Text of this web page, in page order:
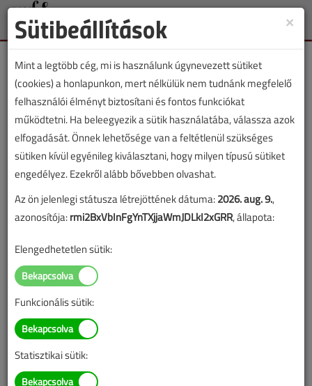
Toggle
Év:
A megjelenések éves ütemezése aMédiaajánlatoldalon
található.
VGF&HKL 2026
Egy lapszám cikkeinek eléréséhez kattintson egy borítóképre!
×
Sütibeállítások
Mint a legtöbb cég, mi is használunk úgynevezett sütiket
(cookies) a honlapunkon, mert nélkülük nem tudnánk megfelelő
felhasználói élményt biztosítani és fontos funkciókat
működtetni. Ha beleegyezik a sütik használatába, válassza azok
elfogadását. Önnek lehetősége van a feltétlenül szükséges
sütiken kívül egyénileg kiválasztani, hogy milyen típusú sütiket
engedélyez. Ezekről alább bővebben olvashat.
Az ön jelenlegi státusza létrejöttének dátuma:2026. aug. 9.,
azonosítója:rmi2BxVbInFgYnTXjjaWmJDLkI2xGRR, állapota:
Elengedhetetlen sütik:
Funkcionális sütik:
Statisztikai sütik: